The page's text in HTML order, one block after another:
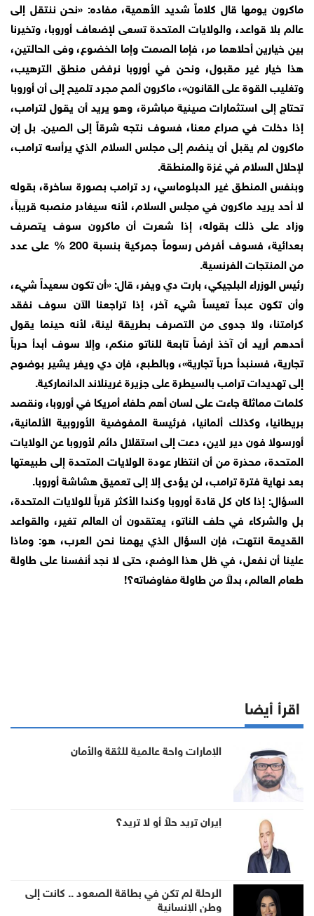
ماكرون يومها قال كلاماً شديد الأهمية، مفاده: «نحن ننتقل إلى
عالم بلا قواعد، والولايات المتحدة تسعى لإضعاف أوروبا، وتخيرنا
بين خيارين أحلاهما مر، فإما الصمت وإما الخضوع، وفى الحالتين،
هذا خيار غير مقبول، ونحن في أوروبا نرفض منطق الترهيب،
وتغليب القوة على القانون»، ماكرون ألمح مجرد تلميح إلى أن أوروبا
تحتاج إلى استثمارات صينية مباشرة، وهو يريد أن يقول لترامب،
إذا دخلت في صراع معنا، فسوف نتجه شرقاً إلى الصين. بل إن
ماكرون لم يقبل أن ينضم إلى مجلس السلام الذي يرأسه ترامب،
لإحلال السلام في غزة والمنطقة.
وبنفس المنطق غير الدبلوماسي، رد ترامب بصورة ساخرة، بقوله
لا أحد يريد ماكرون في مجلس السلام، لأنه سيغادر منصبه قريباً،
وزاد على ذلك بقوله، إذا شعرت أن ماكرون سوف يتصرف
بعدائية، فسوف أفرض رسوماً جمركية بنسبة 200 % على عدد
من المنتجات الفرنسية.
رئيس الوزراء البلجيكي، بارت دي ويفر، قال: «أن تكون سعيداً شيء،
وأن تكون عبداً تعيساً شيء آخر، إذا تراجعنا الآن سوف نفقد
كرامتنا، ولا جدوى من التصرف بطريقة لينة، لأنه حينما يقول
أحدهم أريد أن آخذ أرضاً تابعة للناتو منكم، وإلا سوف أبدأ حرباً
تجارية، فسنبدأ حرباً تجارية»، وبالطبع، فإن دي ويفر يشير بوضوح
إلى تهديدات ترامب بالسيطرة على جزيرة غرينلاند الدانماركية.
كلمات مماثلة جاءت على لسان أهم حلفاء أمريكا في أوروبا، ونقصد
بريطانيا، وكذلك ألمانيا، فرئيسة المفوضية الأوروبية الألمانية،
أورسولا فون دير لاين، دعت إلى استقلال دائم لأوروبا عن الولايات
المتحدة، محذرة من أن انتظار عودة الولايات المتحدة إلى طبيعتها
بعد نهاية فترة ترامب، لن يؤدى إلا إلى تعميق هشاشة أوروبا.
السؤال: إذا كان كل قادة أوروبا وكندا الأكثر قرباً للولايات المتحدة،
بل والشركاء في حلف الناتو، يعتقدون أن العالم تغير، والقواعد
القديمة انتهت، فإن السؤال الذي يهمنا نحن العرب، هو: وماذا
علينا أن نفعل، في ظل هذا الوضع، حتى لا نجد أنفسنا على طاولة
طعام العالم، بدلاً من طاولة مفاوضاته؟!
اقرأ أيضا
الإمارات واحة عالمية للثقة والأمان
إيران تريد حلاً أو لا تريد؟
الرحلة لم تكن في بطاقة الصعود .. كانت إلى
وطن الإنسانية